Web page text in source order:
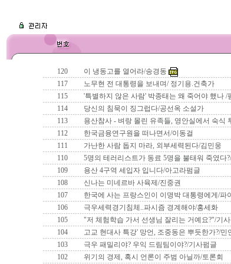
120 이 냉동고를 열어라/송경동
117
노무현 전 대통령을 보내며/ 정기용.건축가
115
'특별하지 않은 사람' 박종태는 왜 죽어야 했나 /
114
당신의 침묵이 징그럽다/공선옥 소설가
113
용산참사 - 벼랑 몰린 유족들, 영안실에서 숙식
112
한국금융연구원을 떠나면서/이동걸
111
가난한 사람 돕지 마라, 외부세력된다/김민웅
110
5명의 테러리스트가 동료 5명을 불태워 죽였다
109
용산 4구역 세입자 입니다/아고라펌글
108
신나는 미네르바 사육제/진중권
107
한국에 사는 프랑스인이 이명박 대통령에게/파
106
극우세력경기침체..파시즘 경계해야/홍세화
105
"저 체험학습 가서 선생님 잘리는 거예요?"/기
104
고교 현대사 특강' 망언, 조중동은 뿌듯한가?/민
103
극우 패밀리야? 우익 드림팀이야?/기사펌글
102
위기의 경제, 혹시 언론이 주범 아닐까/토론회